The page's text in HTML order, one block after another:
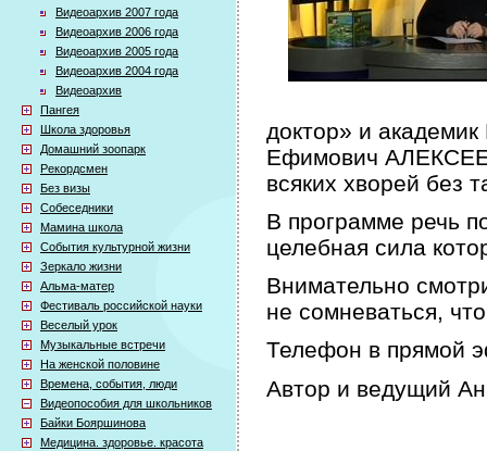
Видеоархив 2007 года
Видеоархив 2006 года
Видеоархив 2005 года
Видеоархив 2004 года
Видеоархив
Пангея
Школа здоровья
Домашний зоопарк
Рекордсмен
Без визы
Собеседники
Мамина школа
События культурной жизни
Зеркало жизни
Альма-матер
Фестиваль российской науки
Веселый урок
Музыкальные встречи
На женской половине
Времена, события, люди
Видеопособия для школьников
Байки Бояршинова
Медицина. здоровье. красота
доктор» и
Ефимович
всяких хворей без
В программе речь
целебная сила
Внимательно
не сомневаться,
Телефон в прямой
Автор и ведущий